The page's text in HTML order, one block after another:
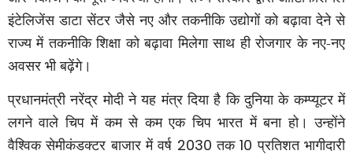
इंटेलिजेंस डाटा सेंटर जैसे नए और तकनीकि उद्योगों को बढ़ावा देने से
राज्य में तकनीकि शिक्षा को बढ़ावा मिलेगा साथ ही रोजगार के नए-नए
अवसर भी बढ़ेंगे।
प्रधानमंत्री नरेंद्र मोदी ने यह मंत्र दिया है कि दुनिया के कम्प्यूटर में
लगने वाले चिप में कम से कम एक चिप भारत में बना हो। उन्होंने
वैश्विक सेमीकंडक्टर बाजार में वर्ष 2030 तक10 प्रतिशत भागीदारी